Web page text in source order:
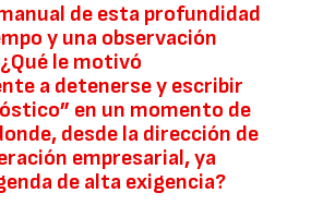
de esta profundidad
y una observación
le motivó
a detenerse y escribir
en un momento de
desde la dirección de
empresarial, ya
de alta exigencia?